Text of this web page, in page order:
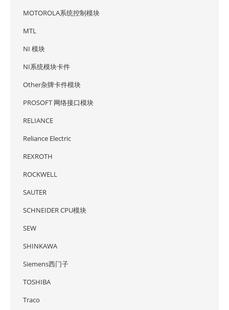
MOTOROLA系统控制模块
MTL
NI 模块
NI系统模块卡件
Other杂牌卡件模块
PROSOFT 网络接口模块
RELIANCE
Reliance Electric
REXROTH
ROCKWELL
SAUTER
SCHNEIDER CPU模块
SEW
SHINKAWA
Siemens西门子
TOSHIBA
Traco